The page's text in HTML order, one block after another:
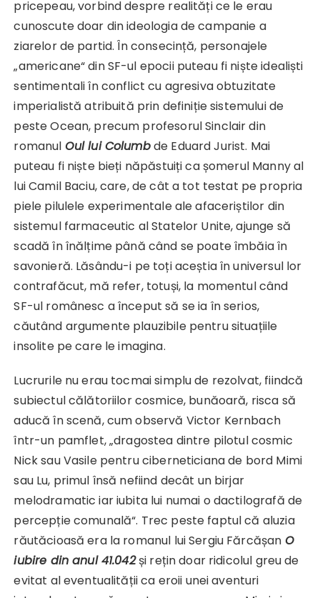
pricepeau, vorbind despre realități ce le erau
cunoscute doar din ideologia de campanie a
ziarelor de partid. În consecință, personajele
„americane“ din SF-ul epocii puteau fi niște idealiști
sentimentali în conflict cu agresiva obtuzitate
imperialistă atribuită prin definiție sistemului de
peste Ocean, precum profesorul Sinclair din
romanul Oul lui Columbde Eduard Jurist. Mai
puteau fi niște bieți năpăstuiți ca șomerul Manny al
lui Camil Baciu, care, de cât a tot testat pe propria
piele pilulele experimentale ale afaceriștilor din
sistemul farmaceutic al Statelor Unite, ajunge să
scadă în înălțime până când se poate îmbăia în
savonieră. Lăsându-i pe toți aceștia în universul lor
contrafăcut, mă refer, totuși, la momentul când
SF-ul românesc a început să se ia în serios,
căutând argumente plauzibile pentru situațiile
insolite pe care le imagina.
Lucrurile nu erau tocmai simplu de rezolvat, fiindcă
subiectul călătoriilor cosmice, bunăoară, risca să
aducă în scenă, cum observă Victor Kernbach
într-un pamflet, „dragostea dintre pilotul cosmic
Nick sau Vasile pentru ciberneticiana de bord Mimi
sau Lu, primul însă nefiind decât un birjar
melodramatic iar iubita lui numai o dactilografă de
percepție comunală“. Trec peste faptul că aluzia
răutăcioasă era la romanul lui Sergiu Fărcășan O
iubire din anul 41.042și rețin doar ridicolul greu de
evitat al eventualității ca eroii unei aventuri